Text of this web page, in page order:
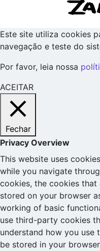
Este site utiliza cookies
navegação e teste do
Por favor, leia nossa
ACEITAR
Fechar
Privacy Overview
This website uses
while you navigate
cookies, the cookies that
stored on your browser
working of basic
use third-party cookies
understand how you use
be stored in your